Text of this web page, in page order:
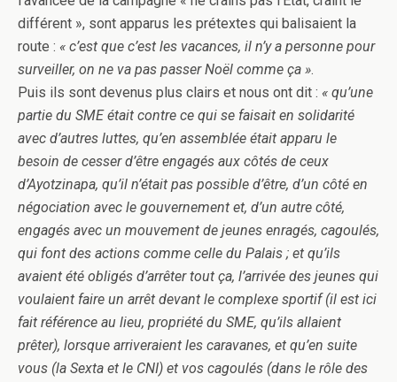
différent », sont apparus les prétextes qui balisaient la
route : « c’est que c’est les vacances, il n’y a personne pour
surveiller, on ne va pas passer Noël comme ça ».
Puis ils sont devenus plus clairs et nous ont dit : « qu’une
partie du SME était contre ce qui se faisait en solidarité
avec d’autres luttes, qu’en assemblée était apparu le
besoin de cesser d’être engagés aux côtés de ceux
d’Ayotzinapa, qu’il n’était pas possible d’être, d’un côté en
négociation avec le gouvernement et, d’un autre côté,
engagés avec un mouvement de jeunes enragés, cagoulés,
qui font des actions comme celle du Palais ; et qu’ils
avaient été obligés d’arrêter tout ça, l’arrivée des jeunes qui
voulaient faire un arrêt devant le complexe sportif (il est ici
fait référence au lieu, propriété du SME, qu’ils allaient
prêter), lorsque arriveraient les caravanes, et qu’en suite
vous (la Sexta et le CNI) et vos cagoulés (dans le rôle des